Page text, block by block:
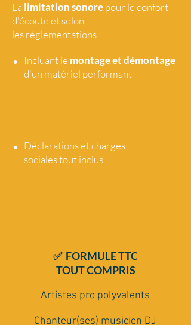
La limitation sonorepour le confort
d'écoute et selon
les réglementations
• Incluant le montage et démontage
d'un matériel performant
• Déclarations et charges
sociales toutinclus
✅ FORMULE TTC
TOUT COMPRIS
Artistes pro polyvalents
Chanteur(ses) musicien DJ